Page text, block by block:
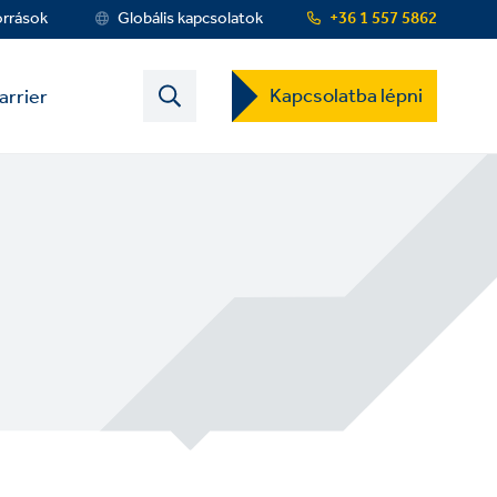
+36 1 557 5862
Globális kapcsolatok
Contact
US
Dropdown
Kapcsolatba lépni